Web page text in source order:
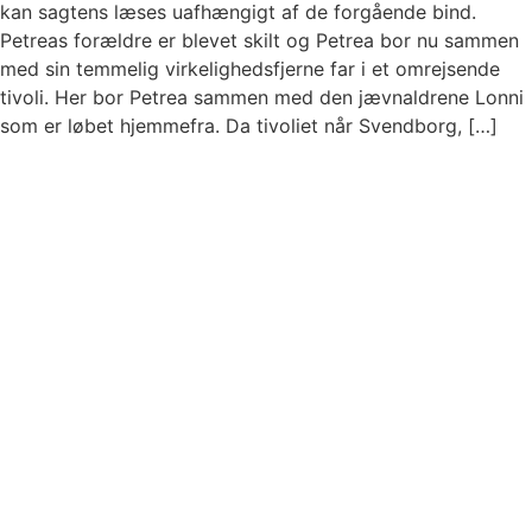
kan sagtens læses uafhængigt af de forgående bind.
Petreas forældre er blevet skilt og Petrea bor nu sammen
med sin temmelig virkelighedsfjerne far i et omrejsende
tivoli. Her bor Petrea sammen med den jævnaldrene Lonni
som er løbet hjemmefra. Da tivoliet når Svendborg, […]